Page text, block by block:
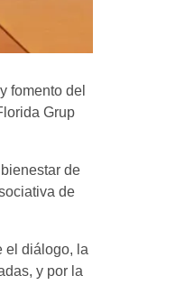
fomento del
Grup
de
de
el diálogo, la
y por la